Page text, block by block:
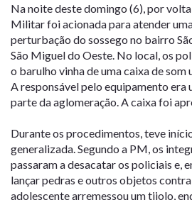
Na noite deste domingo (6), por
Militar foi acionada para atender
perturbação do sossego no bairro
São Miguel do Oeste. No local, os
o barulho vinha de uma caixa de
A responsável pelo equipamento era
parte da aglomeração. A caixa foi
Durante os procedimentos, teve
generalizada. Segundo a PM, os
passaram a desacatar os policiais e,
lançar pedras e outros objetos
adolescente arremessou um tijolo,